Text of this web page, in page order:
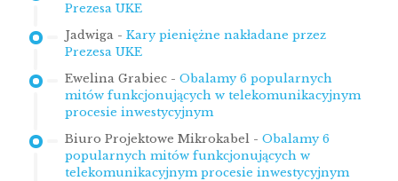
Prezesa UKE
Jadwiga - Kary pieniężne nakładane przez
Prezesa UKE
Ewelina Grabiec - Obalamy 6 popularnych
mitów funkcjonujących w telekomunikacyjnym
procesie inwestycyjnym
Biuro Projektowe Mikrokabel - Obalamy 6
popularnych mitów funkcjonujących w
telekomunikacyjnym procesie inwestycyjnym